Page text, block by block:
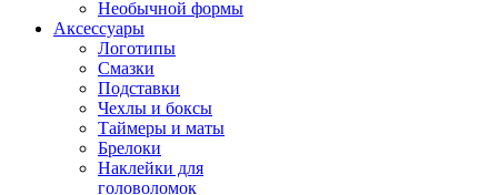
Необычной формы
Аксессуары
Логотипы
Смазки
Подставки
Чехлы и боксы
Таймеры и маты
Брелоки
Наклейки для
головоломок